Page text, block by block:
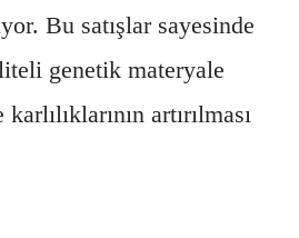
Bu satışlar sayesinde
genetik materyale
artırılması